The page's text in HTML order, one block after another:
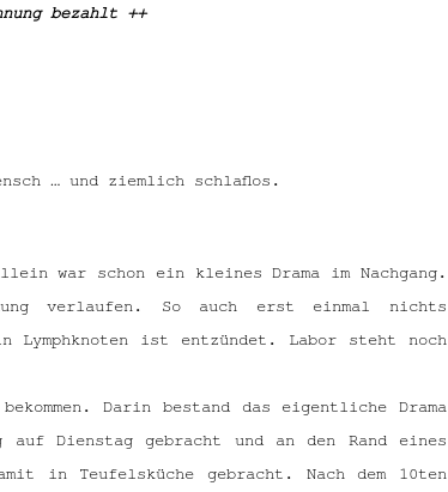
bezahlt ++
… und ziemlich schlaflos.
war schon ein kleines Drama im Nachgang.
verlaufen. So auch erst einmal nichts
ist entzündet. Labor steht noch
Darin bestand das eigentliche Drama
auf Dienstag gebracht und an den Rand eines
in Teufelsküche gebracht. Nach dem 10ten